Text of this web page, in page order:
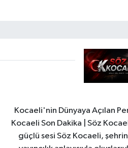
Kocaeli'nin Dünyaya Açılan
Kocaeli Son Dakika | Söz
güçlü sesi Söz Kocaeli,